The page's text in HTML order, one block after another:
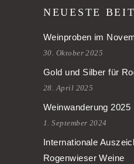
NEUESTE
Weinproben im
30. Oktober 2025
Gold und Silber für
28. April 2025
Weinwanderung 2025
1. September 2024
Internationale
Rogenwieser Weine